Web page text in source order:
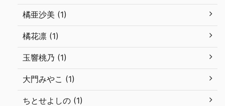
橘亜沙美 (1)
橘花凛 (1)
玉響桃乃 (1)
大門みやこ (1)
ちとせよしの (1)